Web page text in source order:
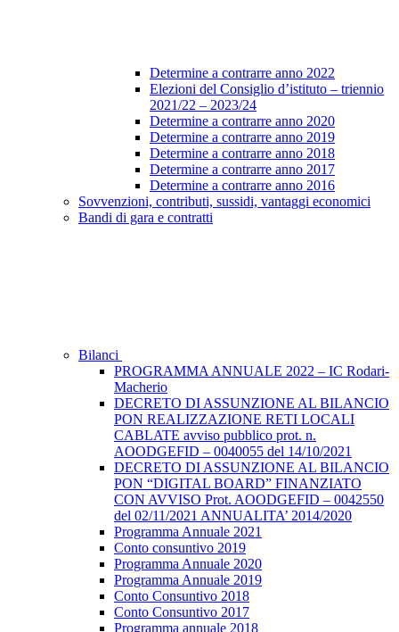
Determine a contrarre anno 2022
Elezioni del Consiglio d’istituto – triennio
2021/22 – 2023/24
Determine a contrarre anno 2020
Determine a contrarre anno 2019
Determine a contrarre anno 2018
Determine a contrarre anno 2017
Determine a contrarre anno 2016
Sovvenzioni, contributi, sussidi, vantaggi economici
Bandi di gara e contratti
Bilanci
PROGRAMMA ANNUALE 2022 – IC Rodari-
Macherio
DECRETO DI ASSUNZIONE AL BILANCIO
PON REALIZZAZIONE RETI LOCALI
CABLATE avviso pubblico prot. n.
AOODGEFID – 0040055 del 14/10/2021
DECRETO DI ASSUNZIONE AL BILANCIO
PON “DIGITAL BOARD” FINANZIATO
CON AVVISO Prot. AOODGEFID – 0042550
del 02/11/2021 ANNUALITA’ 2014/2020
Programma Annuale 2021
Conto consuntivo 2019
Programma Annuale 2020
Programma Annuale 2019
Conto Consuntivo 2018
Conto Consuntivo 2017
Programma annuale 2018